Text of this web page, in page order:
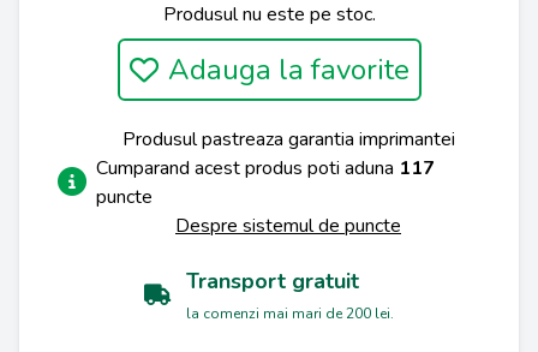
Produsul nu este pe stoc.
Adauga la favorite
Produsul pastreaza garantia imprimantei
Cumparand acest produs poti aduna 117
puncte
Despre sistemul de puncte
Transport gratuit
la comenzi mai mari de 200 lei.